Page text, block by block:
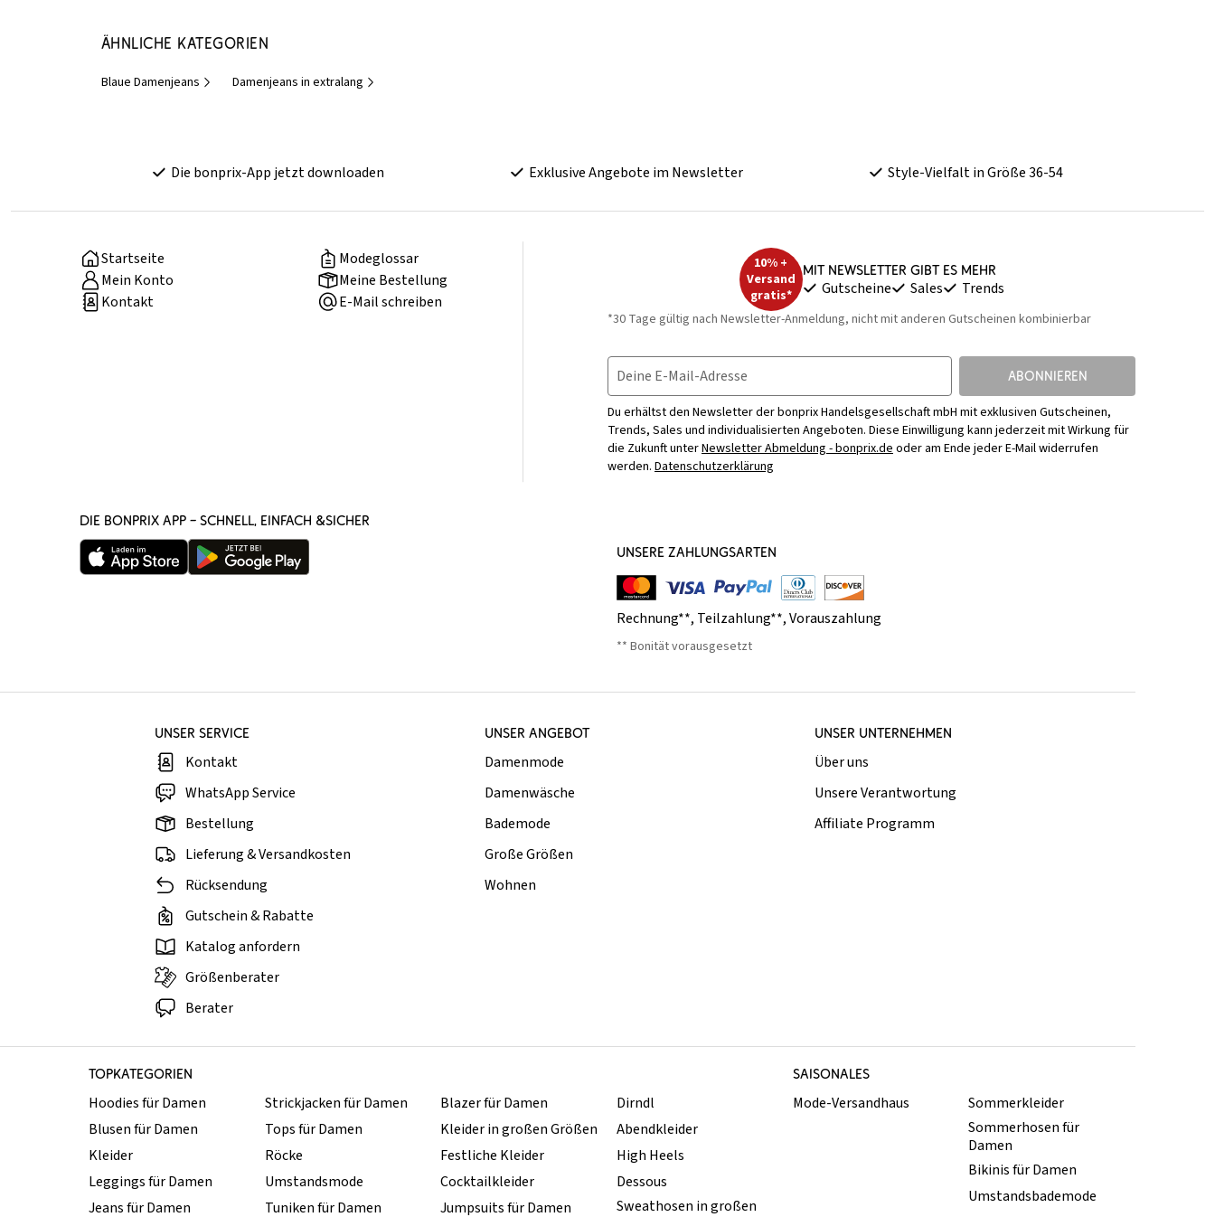
Ähnliche Kategorien
Blaue Damenjeans Damenjeans in extralang
Die bonprix-App jetzt downloaden Exklusive Angebote im Newsletter Style-Vielfalt in Größe 36-54
Startseite
Modeglossar
Mein Konto
Meine Bestellung
Kontakt
E-Mail schreiben
10% +
Versand
gratis*
Mit Newsletter gibt es mehr
Gutscheine Sales Trends
*30 Tage gültig nach Newsletter-Anmeldung, nicht mit anderen Gutscheinen kombinierbar
Deine E-Mail-Adresse ABONNIEREN
Du erhältst den Newsletter der bonprix Handelsgesellschaft mbH mit exklusiven Gutscheinen,
Trends, Sales und individualisierten Angeboten. Diese Einwilligung kann jederzeit mit Wirkung für
die Zukunft unterNewsletter Abmeldung - bonprix.deoder am Ende jeder E-Mail widerrufen
werden. Datenschutzerklärung
DIE BONPRIX APP – SCHNELL, EINFACH &SICHER
UNSERE ZAHLUNGSARTEN
Rechnung**, Teilzahlung**,Vorauszahlung
** Bonität vorausgesetzt
UNSER SERVICE
Kontakt
WhatsApp Service
Bestellung
Lieferung & Versandkosten
Rücksendung
Gutschein & Rabatte
Katalog anfordern
Größenberater
Berater
UNSER ANGEBOT
Damenmode
Damenwäsche
Bademode
Große Größen
Wohnen
UNSER UNTERNEHMEN
Über uns
Unsere Verantwortung
Affiliate Programm
TOPKATEGORIEN SAISONALES
Hoodies für Damen
Blusen für Damen
Kleider
Leggings für Damen
Jeans für Damen
Strickjacken für Damen
Tops für Damen
Röcke
Umstandsmode
Tuniken für Damen
Blazer für Damen
Kleider in großen Größen
Festliche Kleider
Cocktailkleider
Jumpsuits für Damen
Dirndl
Abendkleider
High Heels
Dessous
Sweathosen in großen
Mode-Versandhaus
Sommerkleider
Sommerhosen für
Damen
Bikinis für Damen
Umstandsbademode